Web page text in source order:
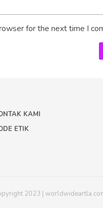
for the next time I
KAMI
ETIK
2023 |